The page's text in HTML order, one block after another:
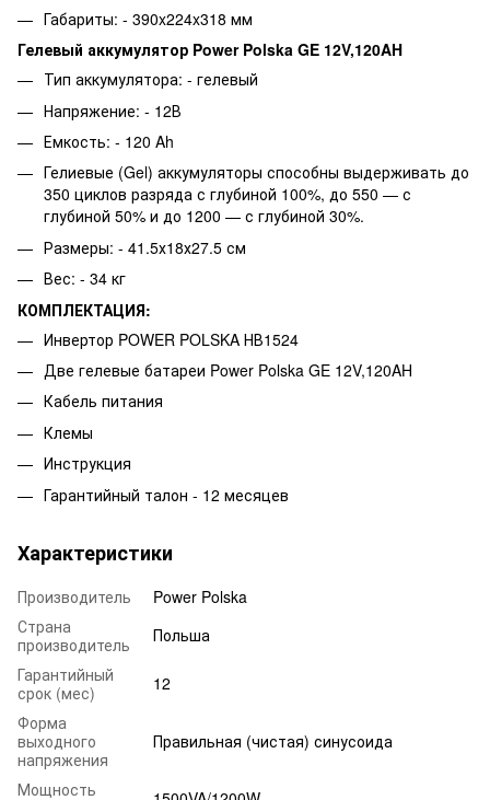
Габариты: - 390x224x318 мм
Гелевый аккумулятор Power Polska GE 12V,120AH
Тип аккумулятора: - гелевый
Напряжение: - 12В
Емкость: - 120 Ah
Гелиевые (Gel) аккумуляторы способны выдерживать до
350 циклов разряда с глубиной 100%, до 550 — с
глубиной 50% и до 1200 — с глубиной 30%.
Размеры: - 41.5х18х27.5 см
Вес: - 34 кг
КОМПЛЕКТАЦИЯ:
Инвертор POWER POLSKA НВ1524
Две гелевые батареи Power Polska GE 12V,120AH
Кабель питания
Клемы
Инструкция
Гарантийный талон - 12 месяцев
Характеристики
Производитель
Power Polska
Страна
производитель
Польша
Гарантийный
срок (мес)
12
Форма
выходного
напряжения
Правильная (чистая) синусоида
Мощность